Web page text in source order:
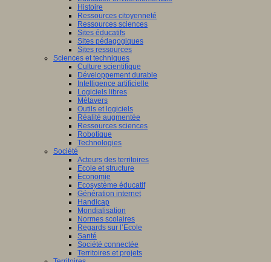
Histoire
Ressources citoyenneté
Ressources sciences
Sites éducatifs
Sites pédagogiques
Sites ressources
Sciences et techniques
Culture scientifique
Développement durable
Intelligence artificielle
Logiciels libres
Métavers
Outils et logiciels
Réalité augmentée
Ressources sciences
Robotique
Technologies
Société
Acteurs des territoires
Ecole et structure
Economie
Ecosystème éducatif
Génération internet
Handicap
Mondialisation
Normes scolaires
Regards sur l’Ecole
Santé
Société connectée
Territoires et projets